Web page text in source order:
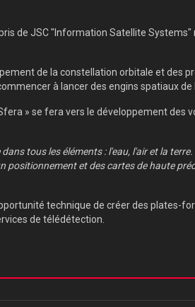
de JSC "Information Satellite Systems"
de la constellation orbitale et des
à lancer des engins spatiaux
» se fera vers le développement des
tous les éléments : l'eau, l'air et la
et des cartes de haute
technique de créer des plates-
de télédétection.